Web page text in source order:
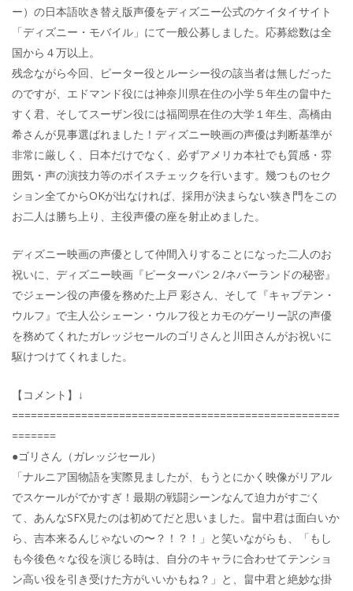
ー）の日本語吹き替え版声優をディズニー公式のケイタイサイト
「ディズニー・モバイル」にて一般公募しました。応募総数は全
国から４万以上。
残念ながら今回、ピーター役とルーシー役の該当者は無しだった
のですが、エドマンド役には神奈川県在住の小学５年生の畠中た
すく君、そしてスーザン役には福岡県在住の大学１年生、高橋由
希さんが見事選ばれました！ディズニー映画の声優は判断基準が
非常に厳しく、日本だけでなく、必ずアメリカ本社でも質感・雰
囲気・声の演技力等のボイスチェックを行います。幾つものセク
ション全てからOKが出なければ、採用が決まらない狭き門をこの
お二人は勝ち上り、主役声優の座を射止めました。
ディズニー映画の声優として仲間入りすることになった二人のお
祝いに、ディズニー映画『ピーターパン２/ネバーランドの秘密』
でジェーン役の声優を務めた上戸 彩さん、そして『キャプテン・
ウルフ』で主人公シェーン・ウルフ役とカモのゲーリー訳の声優
を務めてくれたガレッジセールのゴリさんと川田さんがお祝いに
駆けつけてくれました。
【コメント】↓
====================================================
=======
●ゴリさん（ガレッジセール）
「ナルニア国物語を実際見ましたが、もうとにかく映像がリアル
でスケールがでかすぎ！最期の戦闘シーンなんて迫力がすごく
て、あんなSFX見たのは初めてだと思いました。畠中君は面白いか
ら、吉本来るんじゃないの〜？！？！」と笑いながらも、「もし
も今後色々な役を演じる時は、自分のキャラに合わせてテンショ
ン高い役を引き受けた方がいいかもね？」と、畠中君と絶妙な掛